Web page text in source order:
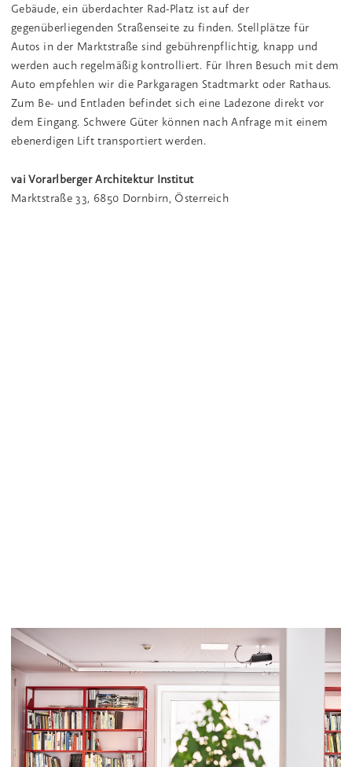
Gebäude, ein überdachter Rad-Platz ist auf der
gegenüberliegenden Straßenseite zu finden. Stellplätze für
Autos in der Marktstraße sind gebührenpflichtig, knapp und
werden auch regelmäßig kontrolliert. Für Ihren Besuch mit dem
Auto empfehlen wir die Parkgaragen Stadtmarkt oder Rathaus.
Zum Be- und Entladen befindet sich eine Ladezone direkt vor
dem Eingang. Schwere Güter können nach Anfrage mit einem
ebenerdigen Lift transportiert werden.
vai Vorarlberger Architektur Institut
Marktstraße 33, 6850 Dornbirn, Österreich